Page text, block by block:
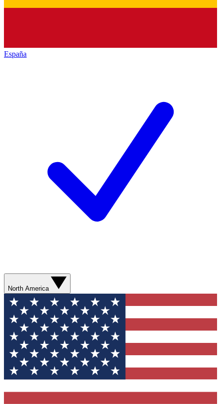
España
North America